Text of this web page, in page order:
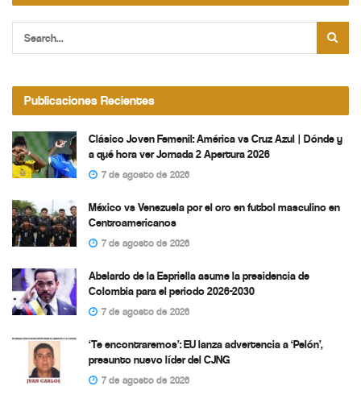
Publicaciones Recientes
Clásico Joven Femenil: América vs Cruz Azul | Dónde y
a qué hora ver Jornada 2 Apertura 2026
7 de agosto de 2026
México vs Venezuela por el oro en futbol masculino en
Centroamericanos
7 de agosto de 2026
Abelardo de la Espriella asume la presidencia de
Colombia para el periodo 2026-2030
7 de agosto de 2026
‘Te encontraremos’: EU lanza advertencia a ‘Pelón’,
presunto nuevo líder del CJNG
7 de agosto de 2026